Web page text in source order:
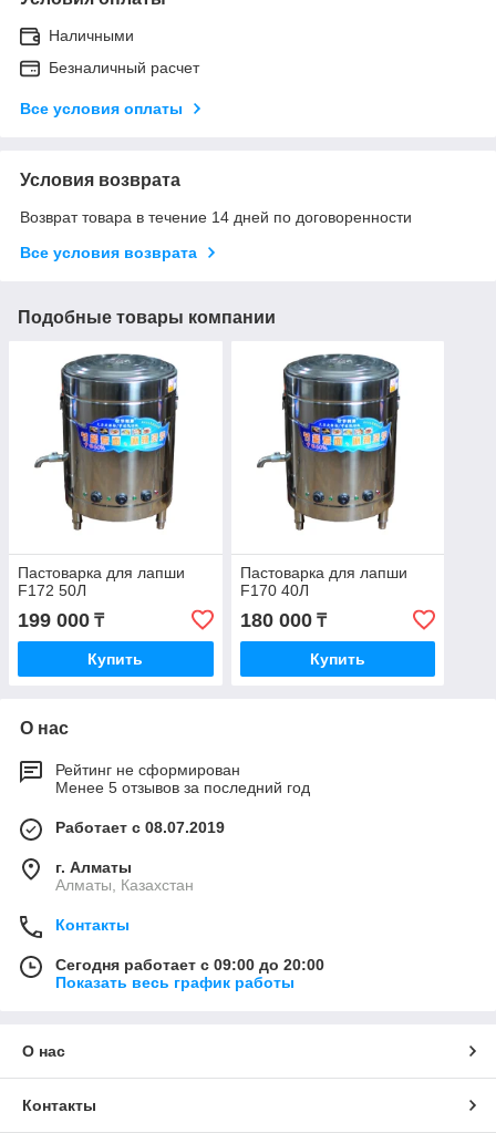
Наличными
Безналичный расчет
Все условия оплаты
Условия возврата
Возврат товара в течение 14 дней по договоренности
Все условия возврата
Подобные товары компании
Пастоварка для лапши
F172 50Л
199 000 ₸
Купить
Пастоварка для лапши
F170 40Л
180 000₸
Купить
О нас
Рейтинг не сформирован
Менее 5 отзывов за последний год
Работает с 08.07.2019
г. Алматы
Алматы, Казахстан
Контакты
Сегодня работает с 09:00 до 20:00
Показать весь график работы
О нас
Контакты